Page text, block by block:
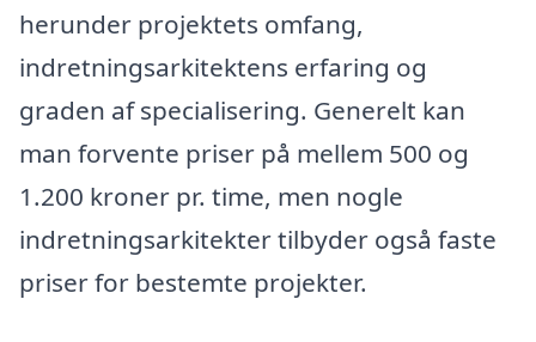
herunder projektets omfang,
indretningsarkitektens erfaring og
graden af specialisering. Generelt kan
man forvente priser på mellem 500 og
1.200 kroner pr. time, men nogle
indretningsarkitekter tilbyder også faste
priser for bestemte projekter.